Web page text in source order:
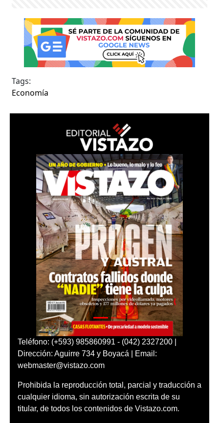
Tags:
Economía
Teléfono: (+593) 985860991 - (042) 2327200 |
Dirección: Aguirre 734 y Boyacá | Email:
webmaster@vistazo.com
Prohibida la reproducción total, parcial y traducción a
cualquier idioma, sin autorización escrita de su
titular, de todos los contenidos de Vistazo.com.